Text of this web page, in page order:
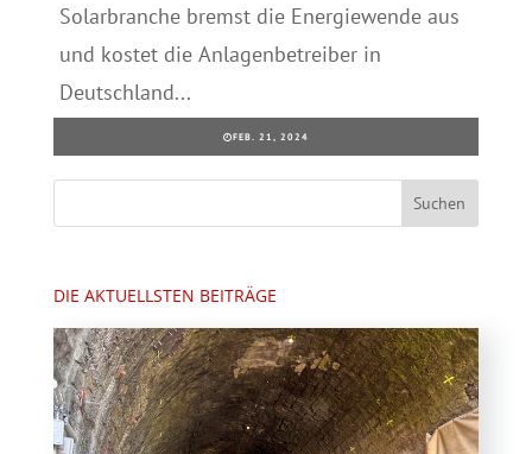
Solarbranche bremst die Energiewende aus
und kostet die Anlagenbetreiber in
Deutschland...
FEB. 21, 2024
DIE AKTUELLSTEN BEITRÄGE